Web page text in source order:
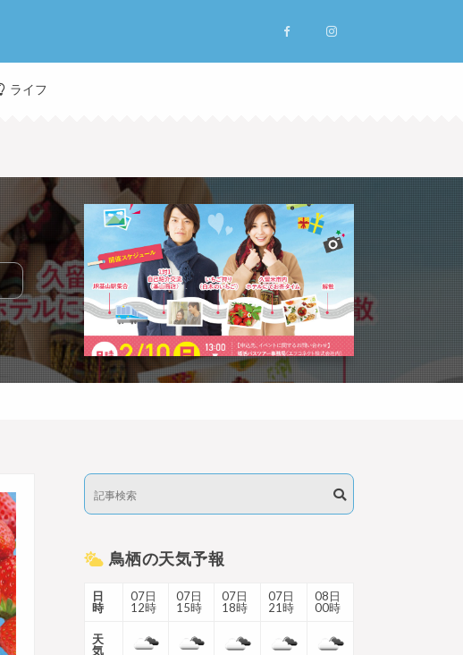
ライフ
鳥栖の天気予報
日
時
07日
12時
07日
15時
07日
18時
07日
21時
08日
00時
天
気